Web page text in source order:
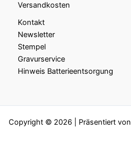
Versandkosten
Kontakt
Newsletter
Stempel
Gravurservice
Hinweis Batterieentsorgung
Copyright © 2026 | Präsentiert von